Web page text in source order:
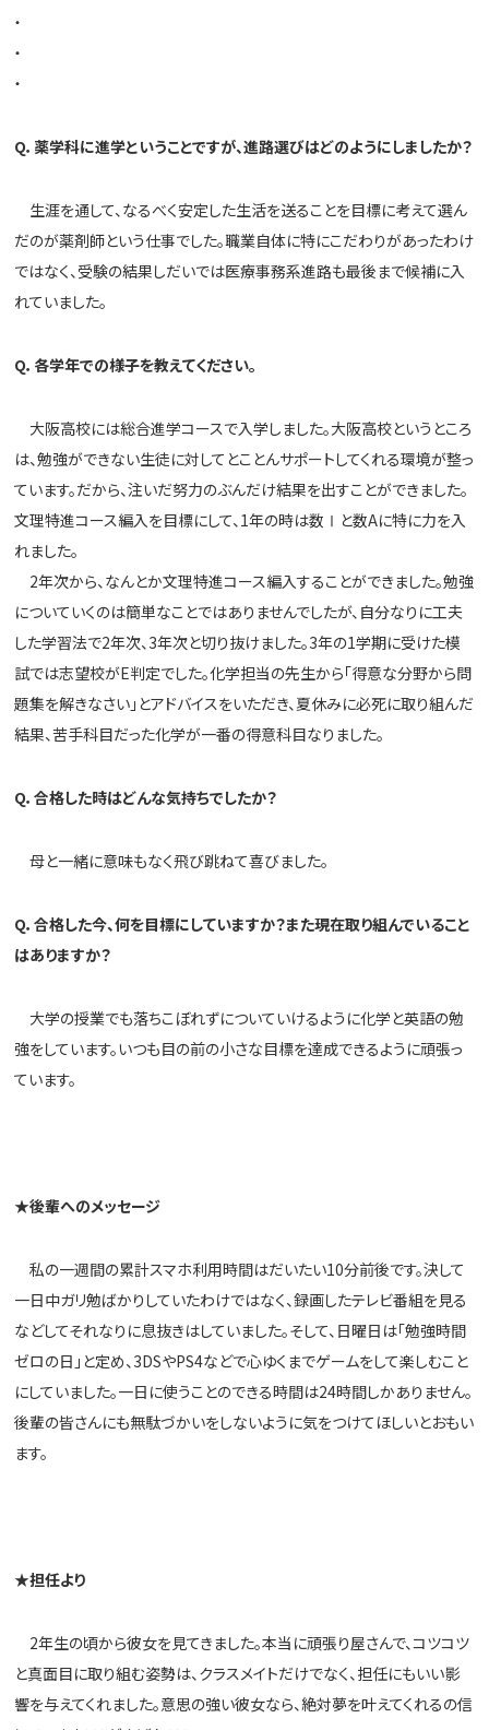
・
・
・
Q．薬学科に進学ということですが、進路選びはどのようにしましたか？
生涯を通して、 なるべく安定した生活を送ることを目標に考えて選ん
だのが薬剤師という仕事でした。職業自体に特にこだわりがあったわけ
ではなく、 受験の結果しだいでは医療事務系進路も最後まで候補に入
れていました。
Q．各学年での様子を教えてください。
大阪高校には総合進学コースで入学しました。大阪高校というところ
は、勉強ができない生徒に対してとことんサポートしてくれる環境が整っ
ています。だから、注いだ努力のぶんだけ結果を出すことができました。
文理特進コース編入を目標にして、1年の時は数Ⅰ と数Aに特に力を入
れました。
2年次から、なんとか文理特進コース編入することができました。勉強
についていくのは簡単なことではありませんでしたが、自分なり に工夫
した学習法で2年次、3年次と切り抜けました。3年の1学期に受けた模
試では志望校がE判定でした。化学担当の先生から「得意な分野から問
題集を解きなさい」とアドバイスをいただき、夏休みに必死に取り組んだ
結果、苦手科目だった化学が一番の得意科目なりました。
Q．合格した時はどんな気持ちでしたか？
母と一緒に意味もなく飛び跳ねて喜びました。
Q．合格した今、何を目標にしていますか？また現在取り組んでいること
はありますか？
大学の授業でも落ちこぼれずについていけるように化学と英語の勉
強をしています。いつも目の前の小さな目標を達成できるように頑張っ
ています。
★後輩へのメッセージ
私の一週間の累計スマホ利用時間はだいたい10分前後です。決して
一日中ガリ勉ばかりしていたわけではなく、録画したテレビ番組を見る
などしてそれなりに息抜きはしていました。そして、 日曜日は「勉強時間
ゼロの日」と定め、3DSやPS4などで心ゆくまでゲームをして楽しむこと
にしていました。一日に使うことのできる時間は24時間しかありません。
後輩の皆さんにも無駄づかいをしないように気をつけてほしいとおもい
ます。
★担任より
2年生の頃から彼女を見てきました。本当に頑張り屋さんで、コツコツ
と真面目に取り組む姿勢は、クラスメイトだけでなく、 担任にもいい影
響を与えてくれました。意思の強い彼女なら、絶対夢を叶えてくれるの信